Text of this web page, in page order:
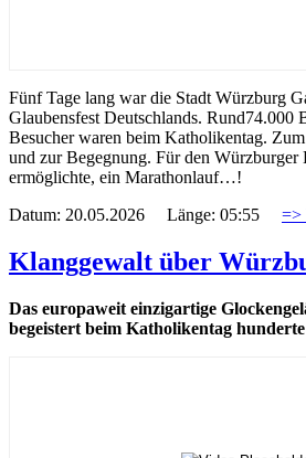
Fünf Tage lang war die Stadt Würzburg
Glaubensfest Deutschlands. Rund74.000
Besucher waren beim Katholikentag.
und zur Begegnung. Für den Würzburger
ermöglichte, ein Marathonlauf…!
Datum: 20.05.2026 Länge: 05:55 =>
Klanggewalt über
Das europaweit einzigartige
begeistert beim Katholikentag